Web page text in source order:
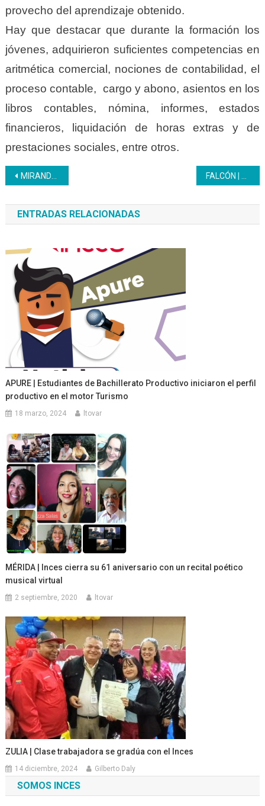
provecho del aprendizaje obtenido.
Hay que destacar que durante la formación los
jóvenes, adquirieron suficientes competencias en
aritmética comercial, nociones de contabilidad, el
proceso contable, cargo y abono, asientos en los
libros contables, nómina, informes, estados
financieros, liquidación de horas extras y de
prestaciones sociales, entre otros.
Navegación
de
entradas
MIRANDA | CFS Textil continúa con la formación Patrones y Ropa Íntima FALCÓN | En el Inces la Mesa de Evaluación, Construcción y Desarrollo Curricular Permanente avanza
ENTRADAS RELACIONADAS
APURE | Estudiantes de Bachillerato Productivo iniciaron el perfil
productivo en el motor Turismo
18 marzo, 2024 ltovar
MÉRIDA | Inces cierra su 61 aniversario con un recital poético
musical virtual
2 septiembre, 2020 ltovar
ZULIA | Clase trabajadora se gradúa con el Inces
14 diciembre, 2024 Gilberto Daly
SOMOS INCES